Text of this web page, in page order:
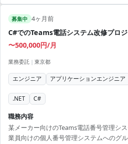
募集中 4ヶ月前
C#でのTeams電話システム改修プロ
〜500,000円/月
業務委託 | 東京都
エンジニア アプリケーションエンジニア
.NET C#
職務内容
某メーカー向けのTeams電話番号管理シ
業員向けの個人番号管理システムへのグ